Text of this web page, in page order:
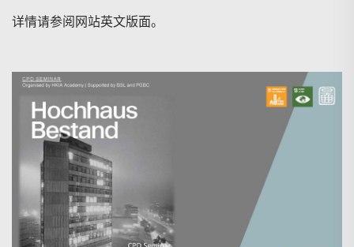
详情请参阅网站英文版面。